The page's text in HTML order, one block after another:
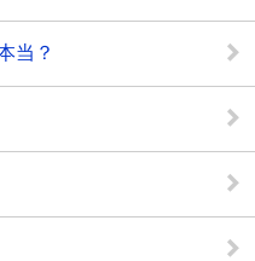
当？